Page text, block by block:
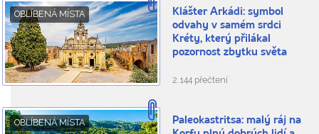
OBLÍBENÁ MÍSTA
Klášter Arkádi: symbol
odvahy v samém srdci
Kréty, který přilákal
pozornost zbytku světa
2.144 přečtení
OBLÍBENÁ MÍSTA
Paleokastritsa: malý ráj na